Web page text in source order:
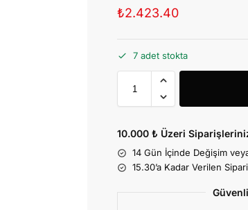
₺2.423.40
7 adet stokta
10.000 ₺ Üzeri
14 Gün İçinde Değişim
15.30’a Kadar Verilen